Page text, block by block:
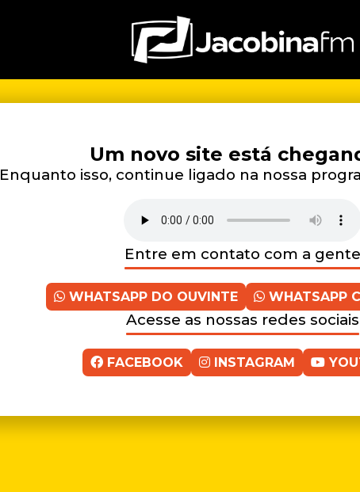
Um novo site está
Enquanto isso, continue ligado na nossa
Entre em contato com a gente
WHATSAPP DO OUVINTE WHATSAPP
Acesse as nossas redes sociais
FACEBOOK INSTAGRAM